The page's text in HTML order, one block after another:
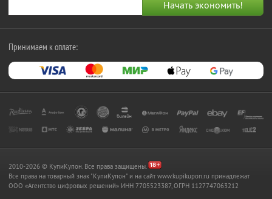
Принимаем к оплате:
2010-2026 © КупиКупон. Все права защищены.
Все права на товарный знак "КупиКупон" и на сайт www.kupikupon.ru принадлежат
OOO «Агентство цифровых решений» ИНН 7705523387, ОГРН 1127747063212